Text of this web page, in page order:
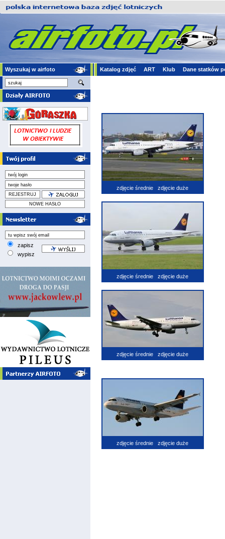
Wyszukaj w airfoto Katalog zdjęć ART Klub Dane statków
zapisz
wypisz
zdjęcie średnie zdjęcie duże
zdjęcie średnie zdjęcie duże
zdjęcie średnie zdjęcie duże
zdjęcie średnie zdjęcie duże